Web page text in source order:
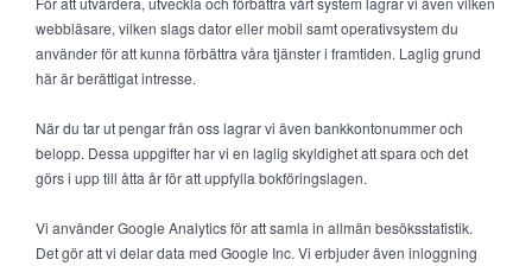
webbläsare, vilken slags dator eller mobil samt operativsystem du
använder för att kunna förbättra våra tjänster i framtiden. Laglig grund
här är berättigat intresse.
När du tar ut pengar från oss lagrar vi även bankkontonummer och
belopp. Dessa uppgifter har vi en laglig skyldighet att spara och det
görs i upp till åtta år för att uppfylla bokföringslagen.
Vi använder Google Analytics för att samla in allmän besöksstatistik.
Det gör att vi delar data med Google Inc. Vi erbjuder även inloggning